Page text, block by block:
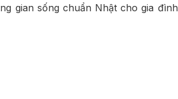
gian sống chuẩn Nhật cho gia đình